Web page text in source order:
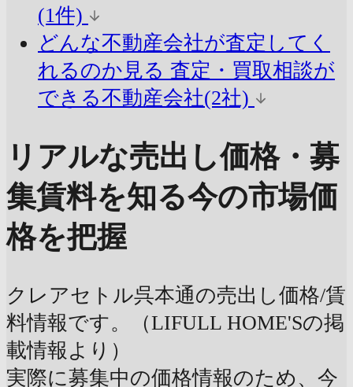
(1件)
どんな不動産会社が査定してく
れるのか見る 査定・買取相談が
できる不動産会社(2社)
リアルな売出し価格・募
集賃料を知る今の市場価
格を把握
クレアセトル呉本通の売出し価格/賃
料情報です。（LIFULL HOME'Sの掲
載情報より）
実際に募集中の価格情報のため、今